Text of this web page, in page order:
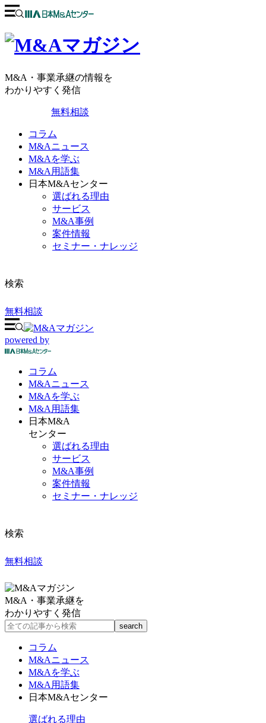
M&A・事業承継の情報を
わかりやすく発信
無料相談
コラム
M&Aニュース
M&Aを学ぶ
M&A用語集
日本M&Aセンター
選ばれる理由
サービス
M&A事例
案件情報
セミナー・ナレッジ
検索
無料相談
powered by
コラム
M&Aニュース
M&Aを学ぶ
M&A 用語集
日本M&A
センター
選ばれる理由
サービス
M&A事例
案件情報
セミナー・ナレッジ
検索
無料相談
M&A・事業承継を
わかりやすく発信
コラム
M&Aニュース
M&Aを学ぶ
M&A用語集
日本M&Aセンター
選ばれる理由